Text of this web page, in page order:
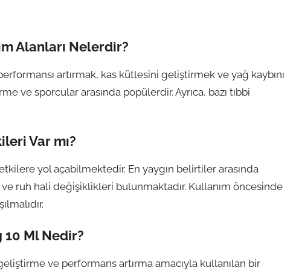
Alanları Nelerdir?
artırmak, kas kütlesini geliştirmek ve yağ kaybını
ve sporcular arasında popülerdir. Ayrıca, bazı tıbbi
Var mı?
yol açabilmektedir. En yaygın belirtiler arasında
ruh hali değişiklikleri bulunmaktadır. Kullanım öncesinde
10 Ml Nedir?
ve performans artırma amacıyla kullanılan bir